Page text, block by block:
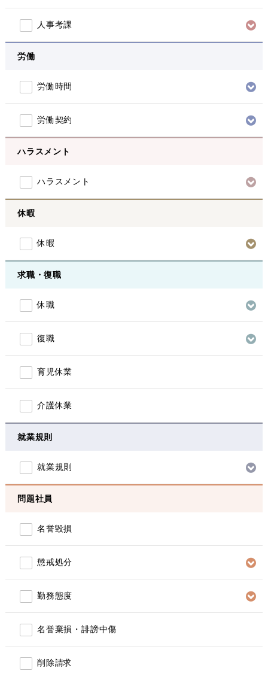
人事考課
労働
労働時間
労働契約
ハラスメント
ハラスメント
休暇
休暇
求職・復職
休職
復職
育児休業
介護休業
就業規則
就業規則
問題社員
名誉毀損
懲戒処分
勤務態度
名誉棄損・誹謗中傷
削除請求